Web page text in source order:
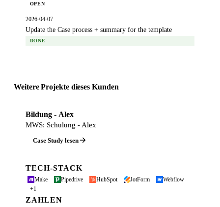
OPEN
2026-04-07
Update the Case process + summary for the template
DONE
Weitere Projekte dieses Kunden
Bildung - Alex
MWS: Schulung - Alex
Case Study lesen
TECH-STACK
Make Pipedrive HubSpot JotForm
Webflow
+1
ZAHLEN